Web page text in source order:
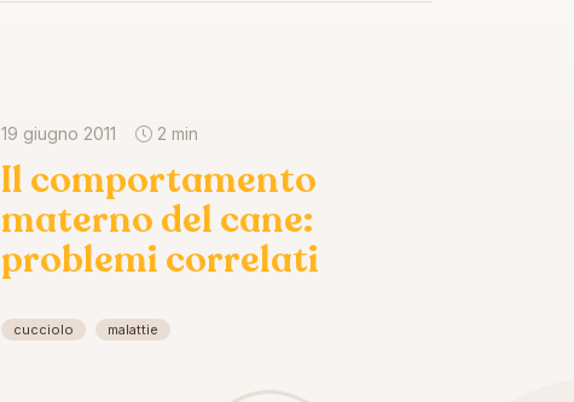
19 giugno 2011 2 min
Il comportamento
materno del cane:
problemi correlati
cucciolo malattie